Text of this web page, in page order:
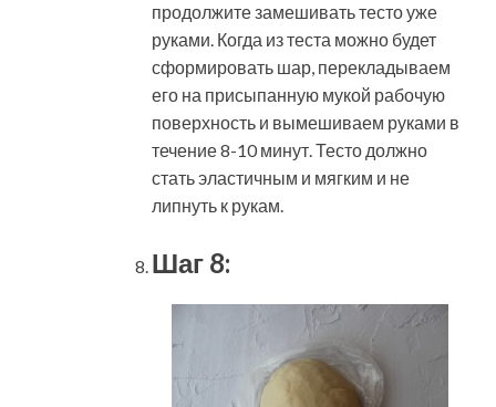
продолжите замешивать тесто уже
руками. Когда из теста можно будет
сформировать шар, перекладываем
его на присыпанную мукой рабочую
поверхность и вымешиваем руками в
течение 8-10 минут. Тесто должно
стать эластичным и мягким и не
липнуть к рукам.
Шаг 8: